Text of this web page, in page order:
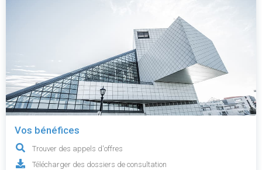
Vos bénéfices
Trouver des appels d'offres
Télécharger des dossiers de consultation